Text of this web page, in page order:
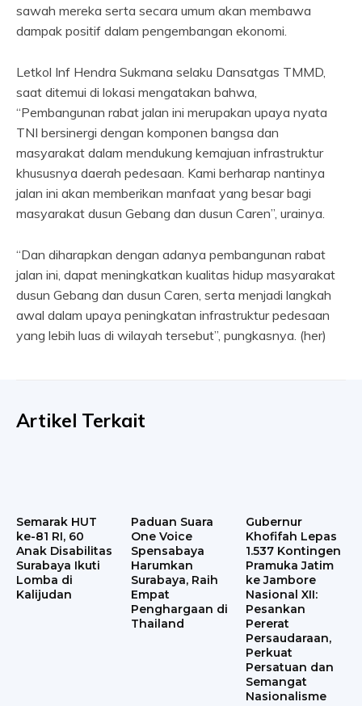
sawah mereka serta secara umum akan membawa
dampak positif dalam pengembangan ekonomi.
Letkol Inf Hendra Sukmana selaku Dansatgas TMMD,
saat ditemui di lokasi mengatakan bahwa,
“Pembangunan rabat jalan ini merupakan upaya nyata
TNI bersinergi dengan komponen bangsa dan
masyarakat dalam mendukung kemajuan infrastruktur
khususnya daerah pedesaan. Kami berharap nantinya
jalan ini akan memberikan manfaat yang besar bagi
masyarakat dusun Gebang dan dusun Caren’’, urainya.
“Dan diharapkan dengan adanya pembangunan rabat
jalan ini, dapat meningkatkan kualitas hidup masyarakat
dusun Gebang dan dusun Caren, serta menjadi langkah
awal dalam upaya peningkatan infrastruktur pedesaan
yang lebih luas di wilayah tersebut”, pungkasnya. (her)
Artikel Terkait
Semarak HUT
ke-81 RI, 60
Anak Disabilitas
Surabaya Ikuti
Lomba di
Kalijudan
Paduan Suara
One Voice
Spensabaya
Harumkan
Surabaya, Raih
Empat
Penghargaan di
Thailand
Gubernur
Khofifah Lepas
1.537 Kontingen
Pramuka Jatim
ke Jambore
Nasional XII:
Pesankan
Pererat
Persaudaraan,
Perkuat
Persatuan dan
Semangat
Nasionalisme